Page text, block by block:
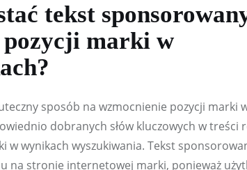
tekst
pozycji marki w
sposób na wzmocnienie pozycji marki
dobranych słów kluczowych w treści
w wynikach wyszukiwania. Tekst
na stronie internetowej marki, ponieważ